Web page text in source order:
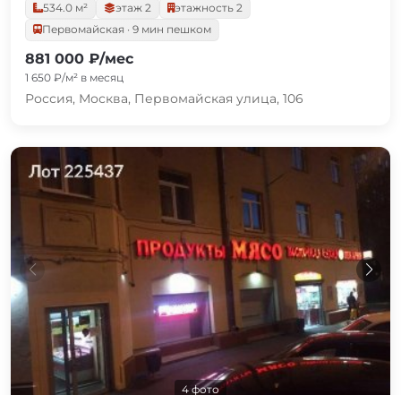
534.0 м²
этаж 2
этажность 2
Первомайская · 9 мин пешком
881 000 ₽/мес
1 650 ₽/м² в месяц
Россия, Москва, Первомайская улица, 106
4 фото